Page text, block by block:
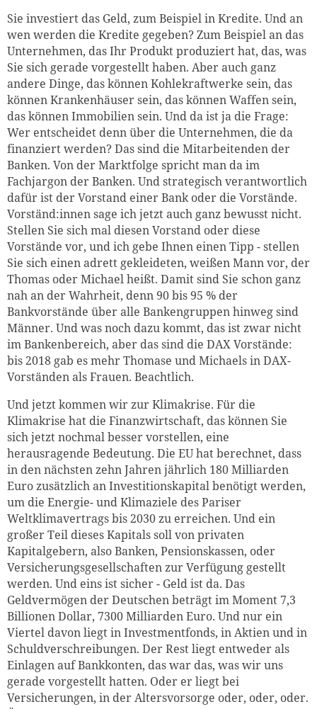
Sie investiert das Geld, zum Beispiel in Kredite. Und an
wen werden die Kredite gegeben? Zum Beispiel an das
Unternehmen, das Ihr Produkt produziert hat, das, was
Sie sich gerade vorgestellt haben. Aber auch ganz
andere Dinge, das können Kohlekraftwerke sein, das
können Krankenhäuser sein, das können Waffen sein,
das können Immobilien sein. Und da ist ja die Frage:
Wer entscheidet denn über die Unternehmen, die da
finanziert werden? Das sind die Mitarbeitenden der
Banken. Von der Marktfolge spricht man da im
Fachjargon der Banken. Und strategisch verantwortlich
dafür ist der Vorstand einer Bank oder die Vorstände.
Vorständ:innen sage ich jetzt auch ganz bewusst nicht.
Stellen Sie sich mal diesen Vorstand oder diese
Vorstände vor, und ich gebe Ihnen einen Tipp - stellen
Sie sich einen adrett gekleideten, weißen Mann vor, der
Thomas oder Michael heißt. Damit sind Sie schon ganz
nah an der Wahrheit, denn 90 bis 95 % der
Bankvorstände über alle Bankengruppen hinweg sind
Männer. Und was noch dazu kommt, das ist zwar nicht
im Bankenbereich, aber das sind die DAX Vorstände:
bis 2018 gab es mehr Thomase und Michaels in DAX-
Vorständen als Frauen. Beachtlich.
Und jetzt kommen wir zur Klimakrise. Für die
Klimakrise hat die Finanzwirtschaft, das können Sie
sich jetzt nochmal besser vorstellen, eine
herausragende Bedeutung. Die EU hat berechnet, dass
in den nächsten zehn Jahren jährlich 180 Milliarden
Euro zusätzlich an Investitionskapital benötigt werden,
um die Energie- und Klimaziele des Pariser
Weltklimavertrags bis 2030 zu erreichen. Und ein
großer Teil dieses Kapitals soll von privaten
Kapitalgebern, also Banken, Pensionskassen, oder
Versicherungsgesellschaften zur Verfügung gestellt
werden. Und eins ist sicher - Geld ist da. Das
Geldvermögen der Deutschen beträgt im Moment 7,3
Billionen Dollar, 7300 Milliarden Euro. Und nur ein
Viertel davon liegt in Investmentfonds, in Aktien und in
Schuldverschreibungen. Der Rest liegt entweder als
Einlagen auf Bankkonten, das war das, was wir uns
gerade vorgestellt hatten. Oder er liegt bei
Versicherungen, in der Altersvorsorge oder, oder, oder.